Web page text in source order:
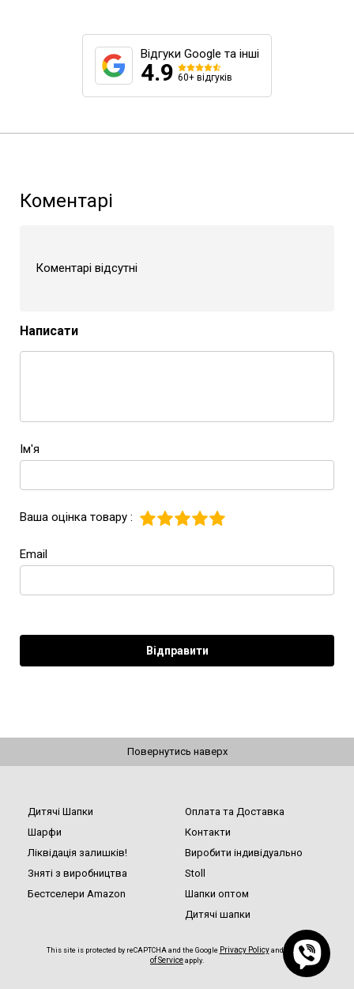
Відгуки Google та інші
4.9 60+ відгуків
Коментарі
Коментарі відсутні
Написати
Ім'я
Ваша оцінка товару :
Email
Повернутись наверх
Дитячі Шапки
Шарфи
Ліквідація залишків!
Зняті з виробництва
Бестселери Amazon
Оплата та Доставка
Контакти
Виробити індивідуально
Stoll
Шапки оптом
Дитячі шапки
This site is protected by reCAPTCHA and the Google Privacy Policyand
Terms
of Service apply.